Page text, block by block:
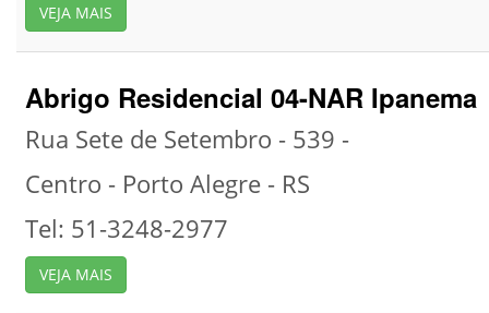
VEJA MAIS
Abrigo Residencial 04-NAR Ipanema
Rua Sete de Setembro - 539 -
Centro - Porto Alegre - RS
Tel: 51-3248-2977
VEJA MAIS